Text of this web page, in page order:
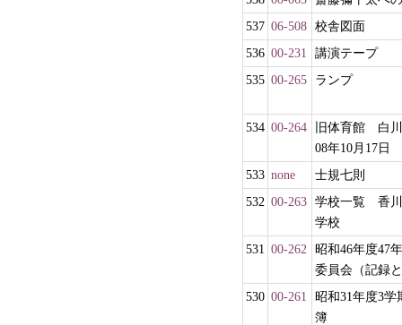
537 06-508 校舎図面
536 00-231
講演テープ
535 00-265 ランプ
534 00-264
旧体育館 白
08年10月17日
533 none
士規七則
532 00-263 学校一覧 香川
学校
531 00-262
昭和46年度47
委員会（記録
530 00-261
昭和31年度3
簿